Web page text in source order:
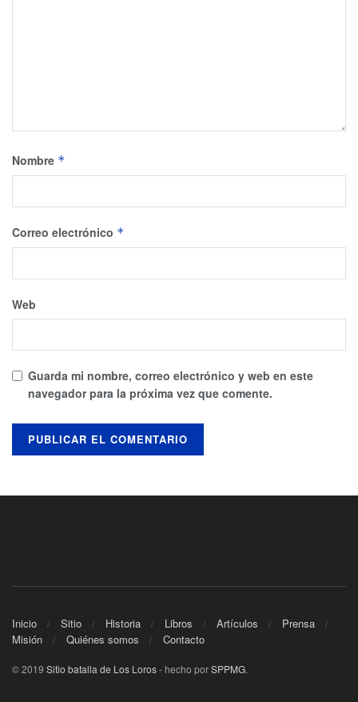
Nombre *
Correo electrónico *
Web
Guarda mi nombre, correo electrónico y web en este
navegador para la próxima vez que comente.
Inicio Sitio Historia Libros Artículos
Prensa
Misión
Quiénes somos Contacto
© 2019 Sitio batalla de Los Loros- hecho porSPPMG.